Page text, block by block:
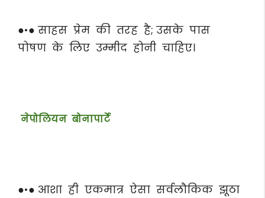
●•● साहस प्रेम की तरह है; उसके पास
पोषण के लिए उम्मीद होनी चाहिए।
नेपोलियन बोनापार्टे
●•● आशा ही एकमात्र ऐसा सर्वलौकिक झूठा